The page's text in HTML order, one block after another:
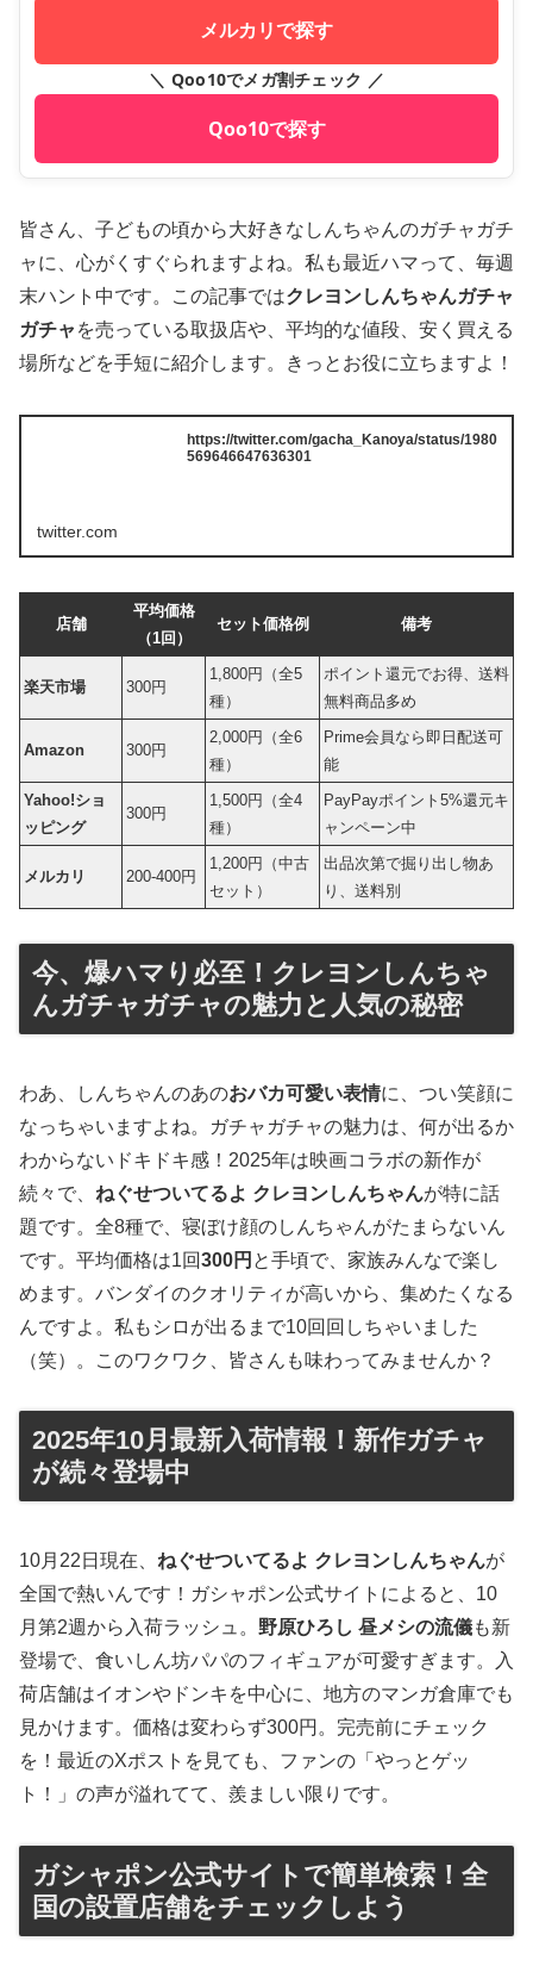
メルカリで探す
＼ Qoo10でメガ割チェック ／
Qoo10で探す
皆さん、子どもの頃から大好きなしんちゃんのガチャガチ
ャに、心がくすぐられますよね。私も最近ハマって、毎週
末ハント中です。この記事ではクレヨンしんちゃんガチャ
ガチャ を売っている取扱店や、平均的な値段、安く買える
場所などを手短に紹介します。きっとお役に立ちますよ！
https://twitter.com/gacha_Kanoya/status/1980
569646647636301
twitter.com
店舗
平均価格
（1回）
セット価格例 備考
楽天市場 300円
1,800円（全5
種）
ポイント還元でお得、送料
無料商品多め
Amazon 300円
2,000円（全6
種）
Prime会員なら即日配送可
能
Yahoo!ショ
ッピング
300円
1,500円（全4
種）
PayPayポイント5%還元キ
ャンペーン中
メルカリ 200-400円
1,200円（中古
セット）
出品次第で掘り出し物あ
り、送料別
今、爆ハマり必至！クレヨンしんちゃ
んガチャガチャの魅力と人気の秘密
わあ、しんちゃんのあのおバカ可愛い表情に、つい笑顔に
なっちゃいますよね。ガチャガチャの魅力は、何が出るか
わからないドキドキ感！2025年は映画コラボの新作が
続々で、 ねぐせついてるよ クレヨンしんちゃんが特に話
題です。全8種で、寝ぼけ顔のしんちゃんがたまらないん
です。平均価格は1回300円 と手頃で、家族みんなで楽し
めます。バンダイのクオリティが高いから、集めたくなる
んですよ。私もシロが出るまで10回回しちゃいました
（笑）。このワクワク、皆さんも味わってみませんか？
2025年10月最新入荷情報！新作ガチャ
が続々登場中
10月22日現在、 ねぐせついてるよ クレヨンしんちゃんが
全国で熱いんです！ガシャポン公式サイトによると、10
月第2週から入荷ラッシュ。 野原ひろし 昼メシの流儀も新
登場で、食いしん坊パパのフィギュアが可愛すぎます。入
荷店舗はイオンやドンキを中心に、地方のマンガ倉庫でも
見かけます。価格は変わらず300円。完売前にチェック
を！最近のXポストを見ても、ファンの「やっとゲッ
ト！」の声が溢れてて、羨ましい限りです。
ガシャポン公式サイトで簡単検索！全
国の設置店舗をチェックしよう